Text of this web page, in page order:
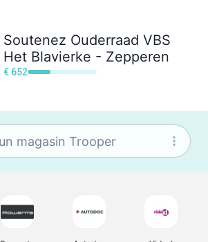
Soutenez Ouderraad VBS
Het Blavierke - Zepperen
€ 652